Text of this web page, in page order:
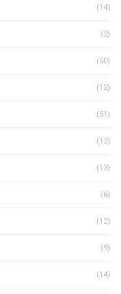
(14)
(2)
(60)
(12)
(51)
(12)
(13)
(6)
(12)
(9)
(14)